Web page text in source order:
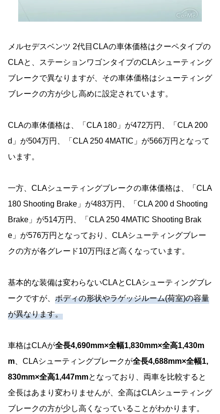
メルセデスベンツ 2代目CLAの車体価格はクーペタイプの
CLAと、ステーションワゴンタイプのCLAシューティング
ブレークで異なりますが、その車体価格はシューティング
ブレークの方が少し高めに設定されています。
CLAの車体価格は、「CLA 180」が472万円、「CLA 200
d」が504万円、「CLA 250 4MATIC」が566万円となって
います。
一方、CLAシューティングブレークの車体価格は、「CLA
180 Shooting Brake」が483万円、「CLA 200 d Shooting
Brake」が514万円、「CLA 250 4MATIC Shooting Brak
e」が576万円となっており、CLAシューティングブレー
クの方が各グレード10万円ほど高くなっています。
基本的な装備は変わらないCLAとCLAシューティングブレ
ークですが、 ボディの形状やラゲッジルーム(荷室)の容量
が異なります。
車格はCLAが全長4,690mm×全幅1,830mm×全高1,430m
m 、CLAシューティングブレークが全長4,688mm×全幅1,
830mm×全高1,447mmとなっており、両車を比較すると
全長はあまり変わりませんが、全高はCLAシューティング
ブレークの方が少し高くなっていることがわかります。